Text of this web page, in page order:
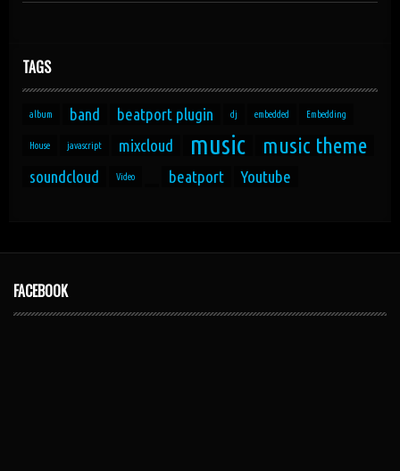
TAGS
album band beatport plugin dj embedded Embedding
House javascript mixcloud music music theme
soundcloud Video beatport Youtube
FACEBOOK